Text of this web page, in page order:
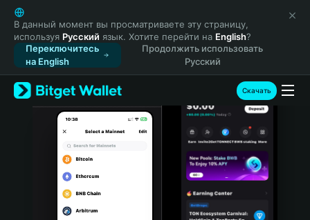
English
日本語
Tiếng Việt
Русский
Español (Latinoamérica)
Türkçe
Italiano
Português (Portugal)
Bahasa Indonesia
В данный момент вы просматриваете эту страницу,
используя Русский язык. Хотите перейти на English?
Переключитесь
на English
Продолжить использовать
Русский
Скачать